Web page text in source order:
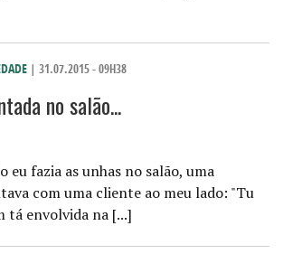
| 31.07.2015 - 09H38
no salão...
eu fazia as unhas no salão, uma
com uma cliente ao meu lado: "Tu
tá envolvida na [...]